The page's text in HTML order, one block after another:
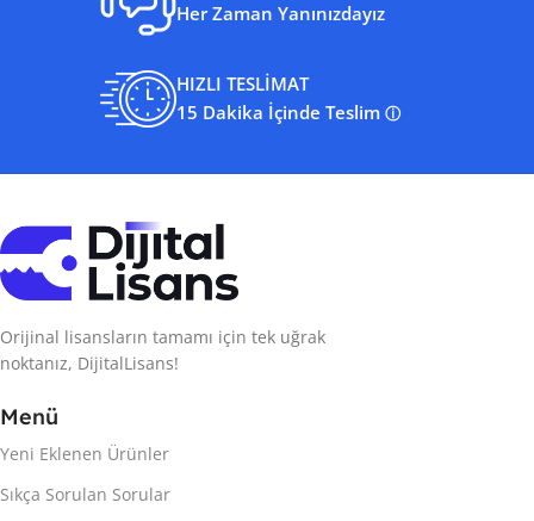
Her Zaman Yanınızdayız
HIZLI TESLİMAT
15 Dakika İçinde Teslim ⓘ
Orijinal lisansların tamamı için tek uğrak
noktanız, DijitalLisans!
Menü
Yeni Eklenen Ürünler
Sıkça Sorulan Sorular